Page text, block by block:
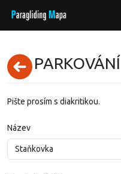
Pište prosím s diakritikou.
Název